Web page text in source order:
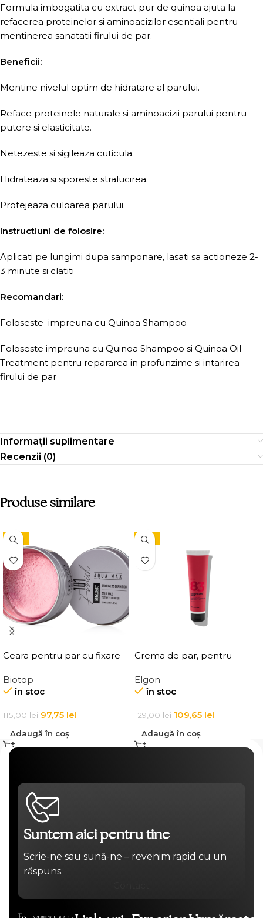
Formula imbogatita cu extract pur de quinoa ajuta la
refacerea proteinelor si aminoacizilor esentiali pentru
mentinerea sanatatii firului de par.
Beneficii:
Mentine nivelul optim de hidratare al parului.
Reface proteinele naturale si aminoacizii parului pentru
putere si elasticitate.
Netezeste si sigileaza cuticula.
Hidrateaza si sporeste stralucirea.
Protejeaza culoarea parului.
Instructiuni de folosire:
Aplicati pe lungimi dupa samponare, lasati sa actioneze 2-
3 minute si clatiti
Recomandari:
Foloseste impreuna cu Quinoa Shampoo
Foloseste impreuna cu Quinoa Shampoo si Quinoa Oil
Treatment pentru repararea in profunzime si intarirea
firului de par
Informații suplimentare
Recenzii (0)
Produse similare
-15%
Ceara pentru par cu fixare
Texture Definition
Biotop
în stoc
115,00lei 97,75 lei
Adaugă în coș
-15%
Crema de par, pentru
Affixx 83 Curl Creator
Cream
Elgon
în stoc
129,00lei 109,65 lei
Adaugă în coș
Suntem aici pentru tine
Scrie-ne sau sună-ne – revenim rapid cu un
răspuns.